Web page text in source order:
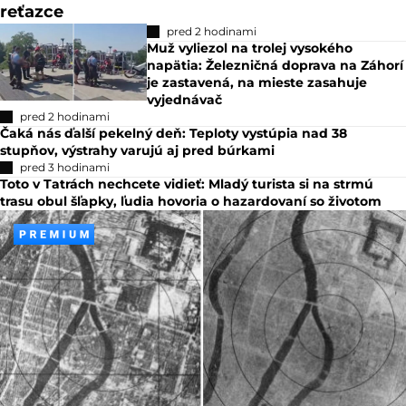
reťazce
pred 2 hodinami
Muž vyliezol na trolej vysokého
napätia: Železničná doprava na Záhorí
je zastavená, na mieste zasahuje
vyjednávač
pred 2 hodinami
Čaká nás ďalší pekelný deň: Teploty vystúpia nad 38
stupňov, výstrahy varujú aj pred búrkami
pred 3 hodinami
Toto v Tatrách nechcete vidieť: Mladý turista si na strmú
trasu obul šľapky, ľudia hovoria o hazardovaní so životom